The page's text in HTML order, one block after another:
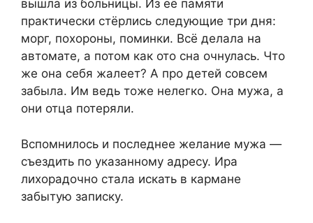
вышла из больницы. Из её памяти
практически стёрлись следующие три дня:
морг, похороны, поминки. Всё делала на
автомате, а потом как ото сна очнулась. Что
же она себя жалеет? А про детей совсем
забыла. Им ведь тоже нелегко. Она мужа, а
они отца потеряли.
Вспомнилось и последнее желание мужа —
съездить по указанному адресу. Ира
лихорадочно стала искать в кармане
забытую записку.